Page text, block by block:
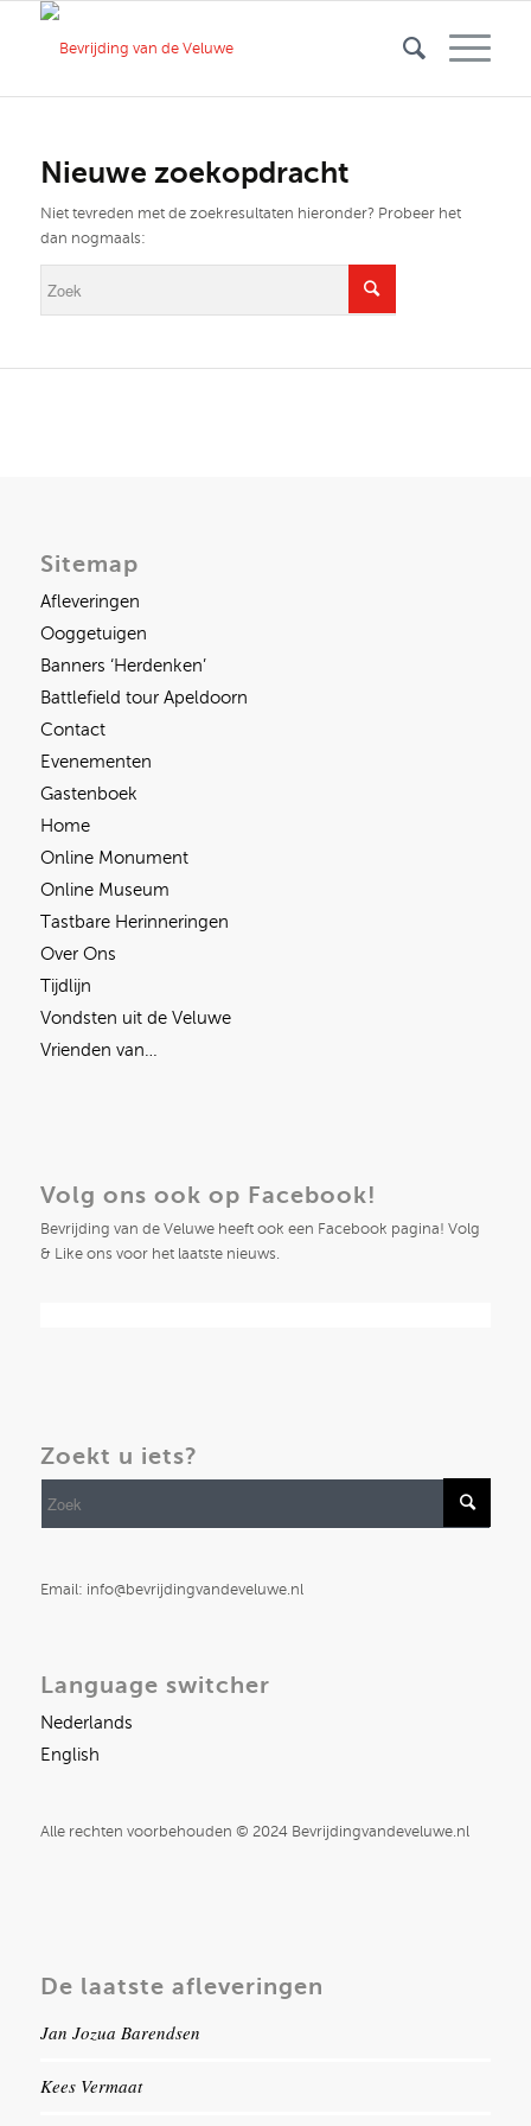
Nieuwe zoekopdracht
Niet tevreden met de zoekresultaten hieronder? Probeer het
dan nogmaals:
Sitemap
Afleveringen
Ooggetuigen
Banners ‘Herdenken’
Battlefield tour Apeldoorn
Contact
Evenementen
Gastenboek
Home
Online Monument
Online Museum
Tastbare Herinneringen
Over Ons
Tijdlijn
Vondsten uit de Veluwe
Vrienden van…
Volg ons ook op Facebook!
Bevrijding van de Veluwe heeft ook een Facebook pagina! Volg
& Like ons voor het laatste nieuws.
Zoekt u iets?
Email: info@bevrijdingvandeveluwe.nl
Language switcher
Nederlands
English
Alle rechten voorbehouden © 2024 Bevrijdingvandeveluwe.nl
De laatste afleveringen
Jan Jozua Barendsen
Kees Vermaat